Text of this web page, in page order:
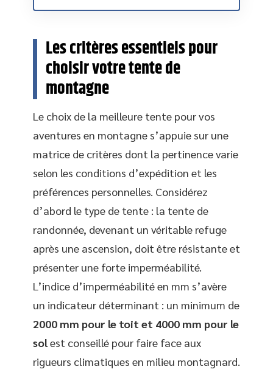
Les critères essentiels pour
choisir votre tente de
montagne
Le choix de la meilleure tente pour vos
aventures en montagne s’appuie sur une
matrice de critères dont la pertinence varie
selon les conditions d’expédition et les
préférences personnelles. Considérez
d’abord le type de tente : la tente de
randonnée, devenant un véritable refuge
après une ascension, doit être résistante et
présenter une forte imperméabilité.
L’indice d’imperméabilité en mm s’avère
un indicateur déterminant : un minimum de
2000 mm pour le toit et 4000 mm pour le
solest conseillé pour faire face aux
rigueurs climatiques en milieu montagnard.